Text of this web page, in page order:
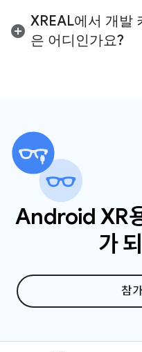
하는 경우Jetpack XR
XR Blocks SDK,Unity
작하려면Android XR
XREAL에서 개발
은 어디인가요?
Android XR
가
참